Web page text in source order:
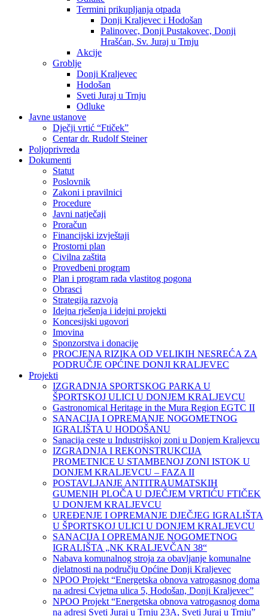
Termini prikupljanja otpada
Donji Kraljevec i Hodošan
Palinovec, Donji Pustakovec, Donji
Hrašćan, Sv. Juraj u Trnju
Akcije
Groblje
Donji Kraljevec
Hodošan
Sveti Juraj u Trnju
Odluke
Javne ustanove
Dječji vrtić “Ftiček”
Centar dr. Rudolf Steiner
Poljoprivreda
Dokumenti
Statut
Poslovnik
Zakoni i pravilnici
Procedure
Javni natječaji
Proračun
Financijski izvještaji
Prostorni plan
Civilna zaštita
Provedbeni program
Plan i program rada vlastitog pogona
Obrasci
Strategija razvoja
Idejna rješenja i idejni projekti
Koncesijski ugovori
Imovina
Sponzorstva i donacije
PROCJENA RIZIKA OD VELIKIH NESREĆA ZA
PODRUČJE OPĆINE DONJI KRALJEVEC
Projekti
IZGRADNJA SPORTSKOG PARKA U
ŠPORTSKOJ ULICI U DONJEM KRALJEVCU
Gastronomical Heritage in the Mura Region EGTC II
SANACIJA I OPREMANJE NOGOMETNOG
IGRALIŠTA U HODOŠANU
Sanacija ceste u Industrijskoj zoni u Donjem Kraljevcu
IZGRADNJA I REKONSTRUKCIJA
PROMETNICE U STAMBENOJ ZONI ISTOK U
DONJEM KRALJEVCU – FAZA II
POSTAVLJANJE ANTITRAUMATSKIH
GUMENIH PLOČA U DJEČJEM VRTIĆU FTIČEK
U DONJEM KRALJEVCU
UREĐENJE I OPREMANJE DJEČJEG IGRALIŠTA
U ŠPORTSKOJ ULICI U DONJEM KRALJEVCU
SANACIJA I OPREMANJE NOGOMETNOG
IGRALIŠTA „NK KRALJEVČAN 38“
Nabava komunalnog stroja za obavljanje komunalne
djelatnosti na području Općine Donji Kraljevec
NPOO Projekt “Energetska obnova vatrogasnog doma
na adresi Cvjetna ulica 5, Hodošan, Donji Kraljevec”
NPOO Projekt “Energetska obnova vatrogasnog doma
na adresi Sveti Juraj u Trnju 23A, Sveti Juraj u Trnju”